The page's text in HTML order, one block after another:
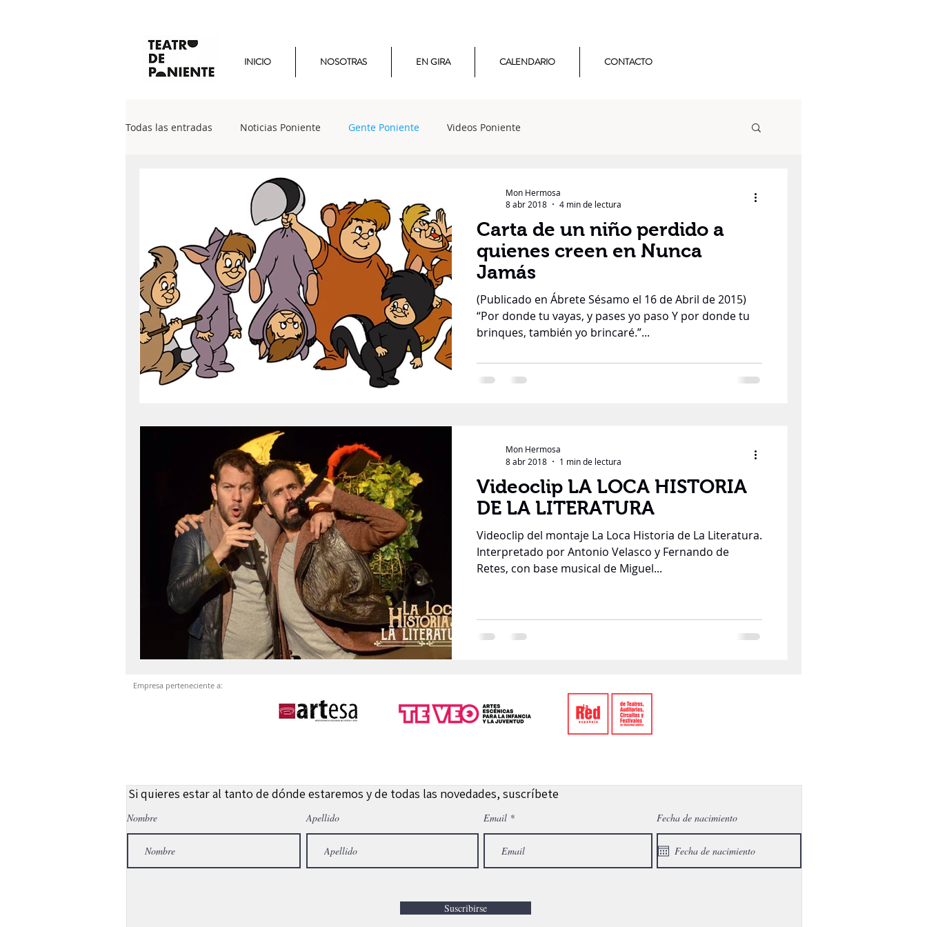
Todas las entradas Noticias Poniente Gente Poniente Videos Poniente
Carta de un niño perdido a
quienes creen en Nunca
Jamás
(Publicado en Ábrete Sésamo el 16 de Abril de 2015)
“Por donde tu vayas, y pases yo paso Y por donde tu
brinques, también yo brincaré.”...
Mon Hermosa
8 abr 2018
4 min de lectura
Videoclip LA LOCA HISTORIA
DE LA LITERATURA
Videoclip del montaje La Loca Historia de La Literatura.
Interpretado por Antonio Velasco y Fernando de
Retes, con base musical de Miguel...
Mon Hermosa
8 abr 2018
1 min de lectura
INICIO NOSOTRAS EN GIRA CALENDARIO CONTACTO
Empresa perteneciente a:
Si quieres estar al tanto de dónde estaremos y de todas las novedades, suscríbete
Nombre Apellido Email Fecha de nacimiento
Suscribirse